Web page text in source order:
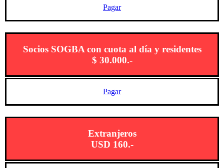
Pagar
Socios SOGBA con cuota al día y residentes
$ 30.000.-
Pagar
Extranjeros
USD 160.-